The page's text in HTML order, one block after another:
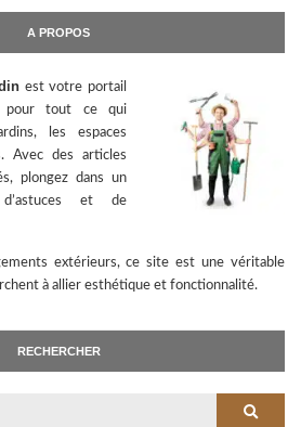
A PROPOS
est votre portail
pour tout ce qui
les espaces
Avec des articles
plongez dans un
d’astuces et de
extérieurs, ce site est une véritable
à allier esthétique et fonctionnalité.
RECHERCHER